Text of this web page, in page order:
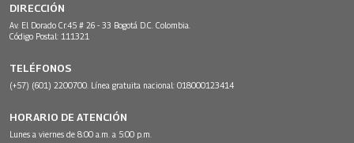
DIRECCIÓN
Av. El Dorado Cr.45 # 26 - 33 Bogotá D.C. Colombia.
Código Postal: 111321
TELÉFONOS
(+57) (601) 2200700. Línea gratuita nacional: 018000123414
HORARIO DE ATENCIÓN
Lunes a viernes de 8:00 a.m. a 5:00 p.m.